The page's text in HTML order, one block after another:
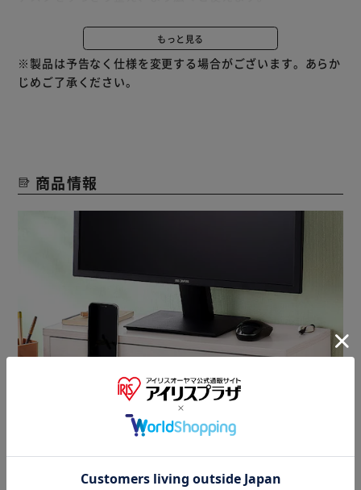
引出しの取手には、スマホなどの小物を置くこともでき便利
シンプルなデザインで耐荷重10kg（天板のみ）。
プリンター台や小型テレビの台としても使用可能です。
背筋も伸びて自然と美しい姿勢に。
◆ケーブルホルダーですっきり
ケーブルをきれいに整理整頓できるケーブルホルダー。
好きな場所に貼るだけだから、設置も簡単。
もっと見る
※製品は予告なく仕様を変更する場合がございます。あらか
じめご了承ください。
商品情報